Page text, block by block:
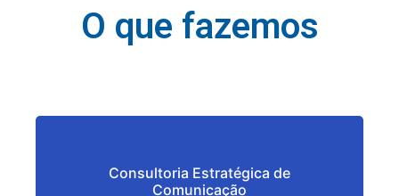
O que fazemos
Consultoria Estratégica de
Comunicação